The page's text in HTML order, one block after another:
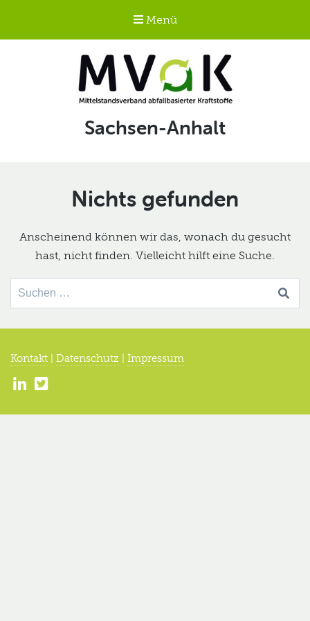
Menü
Mittelstandsverband
abfallbasierter
Schlagwort:
Sachsen-Anhalt
Nichts gefunden
Anscheinend können wir das, wonach du gesucht
hast, nicht finden. Vielleicht hilft eine Suche.
Suche
nach:
Kontakt Datenschutz Impressum